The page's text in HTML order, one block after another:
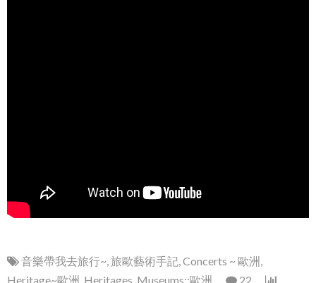
音樂帶我去旅行~,旅歐藝術手記,Concerts ~ 歐洲,
Heritage~歐洲, Heritages, Museums::歐洲 22